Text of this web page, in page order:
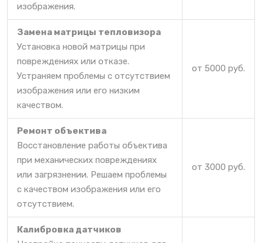
изображения.
Замена матрицы тепловизора
Установка новой матрицы при
повреждениях или отказе.
Устраняем проблемы с отсутствием
изображения или его низким
качеством.
от 5000 руб.
Ремонт объектива
Восстановление работы объектива
при механических повреждениях
или загрязнении. Решаем проблемы
с качеством изображения или его
отсутствием.
от 3000 руб.
Калибровка датчиков